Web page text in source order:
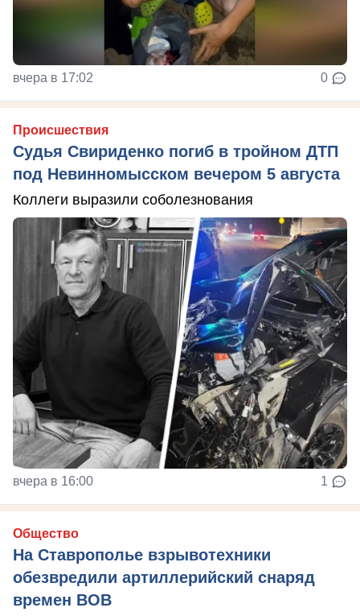
вчера в 17:02 0
Происшествия
Судья Свириденко погиб в тройном ДТП
под Невинномысском вечером 5 августа
Коллеги выразили соболезнования
вчера в 16:00 1
Общество
На Ставрополье взрывотехники
обезвредили артиллерийский снаряд
времен ВОВ